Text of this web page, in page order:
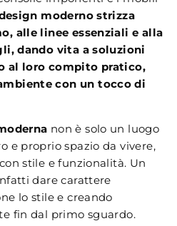
moderno strizza
alle linee essenziali e alla
dando vita a soluzioni
al loro compito pratico,
con un tocco di
non è solo un luogo
e proprio spazio da vivere,
stile e funzionalità. Un
dare carattere
lo stile e creando
fin dal primo sguardo.